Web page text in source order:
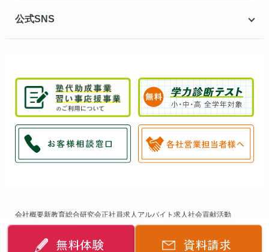
無料体験 資料請求
公式SNS
会社概要新教育総合研究会正社員求人 アルバイト求人社会貢献活動